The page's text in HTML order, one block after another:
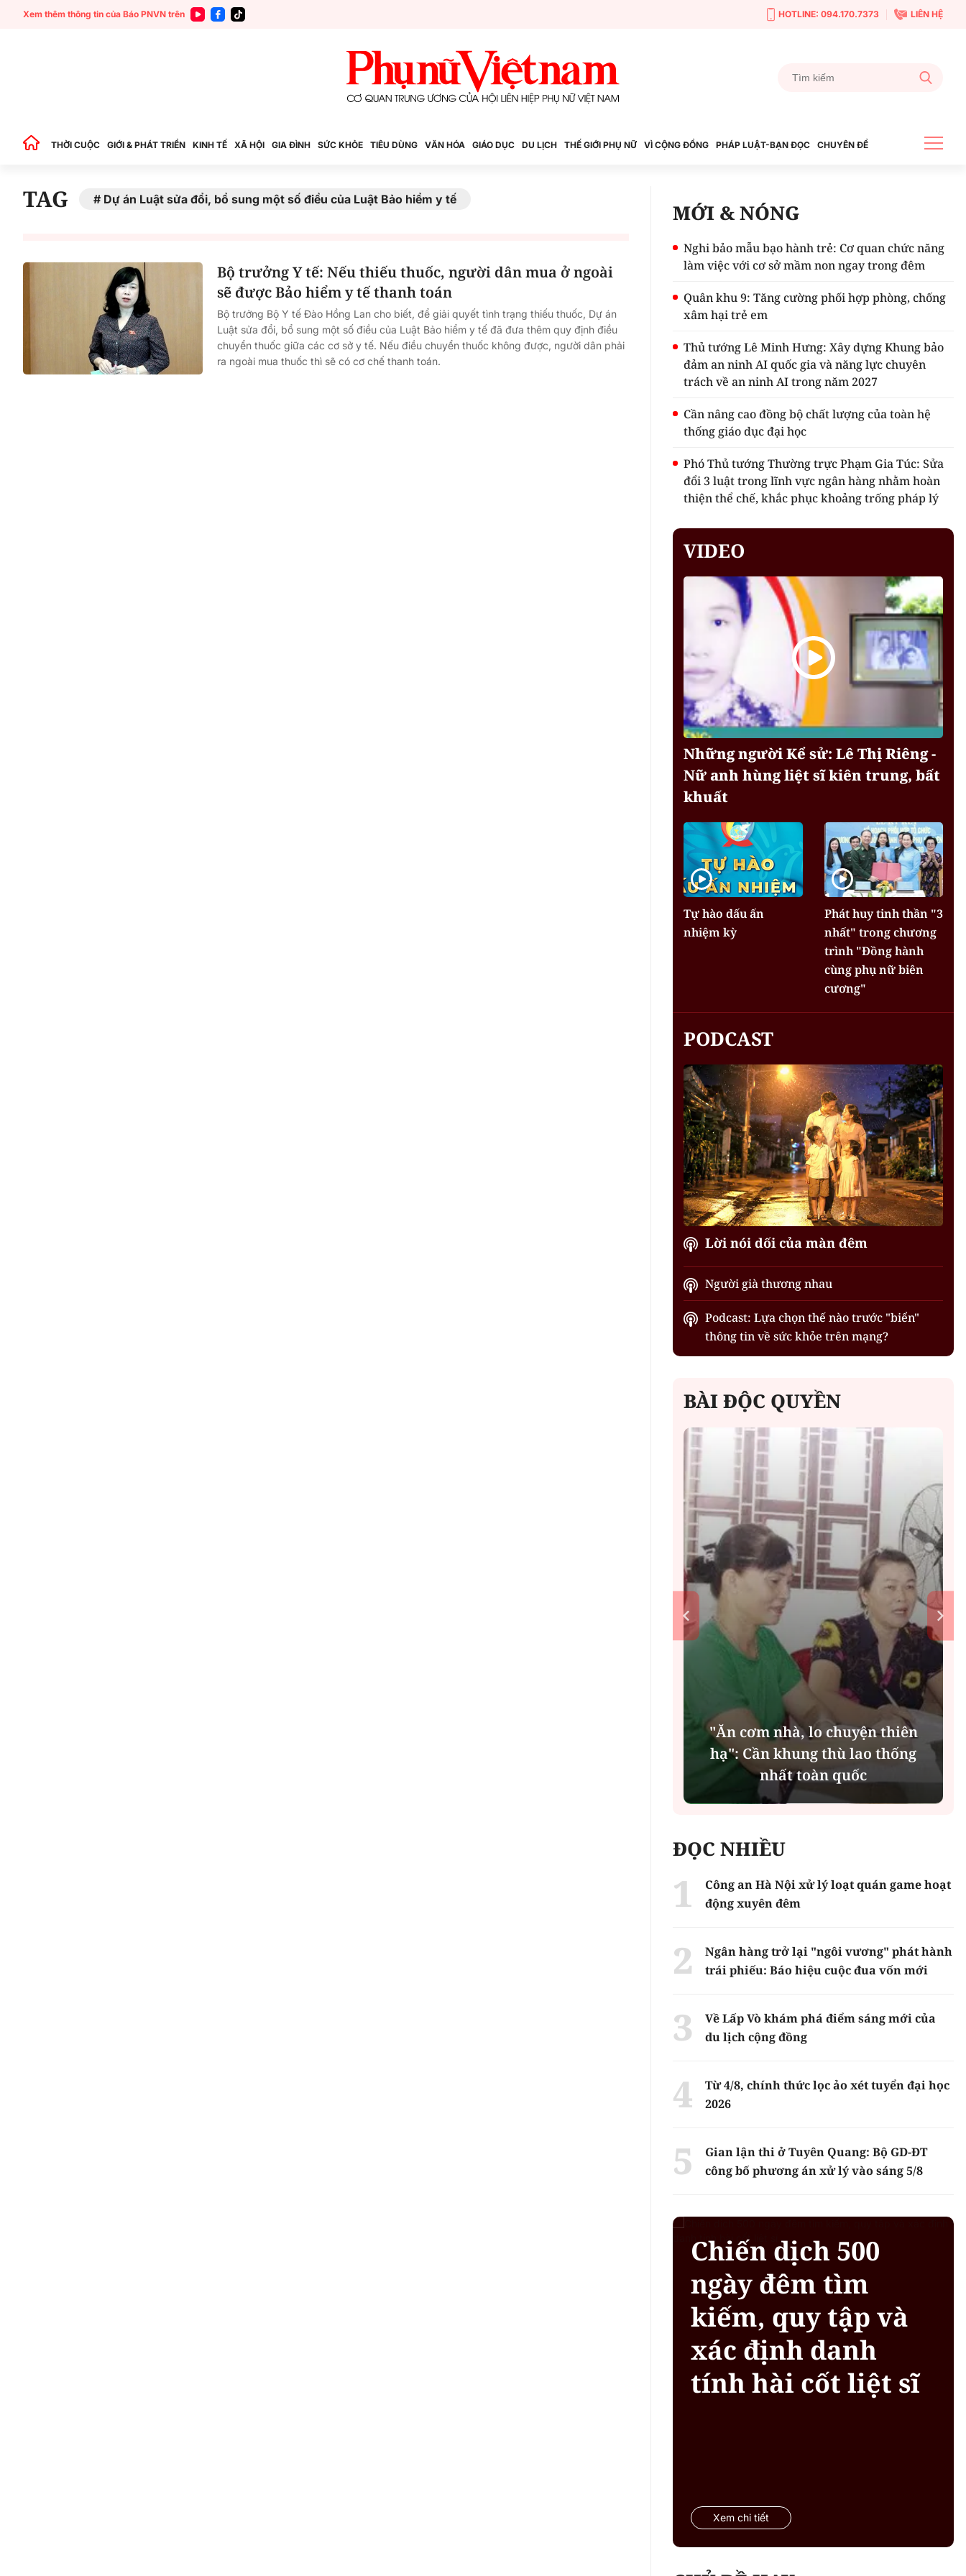
Xem thêm thông tin của Báo PNVN trên HOTLINE: 094.170.7373 LIÊN HỆ
THỜI CUỘC GIỚI & PHÁT TRIỂN KINH TẾ XÃ HỘI GIA ĐÌNH SỨC KHỎE TIÊU DÙNG VĂN HÓA GIÁO DỤC DU LỊCH THẾ GIỚI PHỤ NỮ VÌ CỘNG ĐỒNG PHÁP LUẬT-BẠN ĐỌC CHUYÊN ĐỀ
TAG Dự án Luật sửa đổi, bổ sung một số điều của Luật Bảo hiểm y tế
Bộ trưởng Y tế: Nếu thiếu thuốc, người dân mua ở ngoài
sẽ được Bảo hiểm y tế thanh toán
Bộ trưởng Bộ Y tế Đào Hồng Lan cho biết, để giải quyết tình trạng thiếu thuốc, Dự án
Luật sửa đổi, bổ sung một số điều của Luật Bảo hiểm y tế đã đưa thêm quy định điều
chuyển thuốc giữa các cơ sở y tế. Nếu điều chuyển thuốc không được, người dân phải
ra ngoài mua thuốc thì sẽ có cơ chế thanh toán.
MỚI & NÓNG
Nghi bảo mẫu bạo hành trẻ: Cơ quan chức năng
làm việc với cơ sở mầm non ngay trong đêm
Quân khu 9: Tăng cường phối hợp phòng, chống
xâm hại trẻ em
Thủ tướng Lê Minh Hưng: Xây dựng Khung bảo
đảm an ninh AI quốc gia và năng lực chuyên
trách về an ninh AI trong năm 2027
Cần nâng cao đồng bộ chất lượng của toàn hệ
thống giáo dục đại học
Phó Thủ tướng Thường trực Phạm Gia Túc: Sửa
đổi 3 luật trong lĩnh vực ngân hàng nhằm hoàn
thiện thể chế, khắc phục khoảng trống pháp lý
VIDEO
Những người Kể sử: Lê Thị Riêng -
Nữ anh hùng liệt sĩ kiên trung, bất
khuất
Tự hào dấu ấn
nhiệm kỳ
Phát huy tinh thần "3
nhất" trong chương
trình "Đồng hành
cùng phụ nữ biên
cương"
PODCAST
Lời nói dối của màn đêm
Người già thương nhau
Podcast: Lựa chọn thế nào trước "biển"
thông tin về sức khỏe trên mạng?
BÀI ĐỘC QUYỀN
"Ăn cơm nhà, lo chuyện thiên
hạ": Cần khung thù lao thống
nhất toàn quốc
ĐỌC NHIỀU
Công an Hà Nội xử lý loạt quán game hoạt
động xuyên đêm
Ngân hàng trở lại "ngôi vương" phát hành
trái phiếu: Báo hiệu cuộc đua vốn mới
Về Lấp Vò khám phá điểm sáng mới của
du lịch cộng đồng
Từ 4/8, chính thức lọc ảo xét tuyển đại học
2026
Gian lận thi ở Tuyên Quang: Bộ GD-ĐT
công bố phương án xử lý vào sáng 5/8
Chiến dịch 500
ngày đêm tìm
kiếm, quy tập và
xác định danh
tính hài cốt liệt sĩ
Xem chi tiết